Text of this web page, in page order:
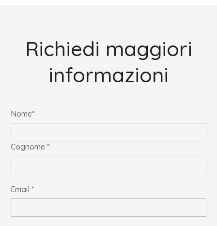
Richiedi maggiori
informazioni
Nome*
Cognome *
Email *